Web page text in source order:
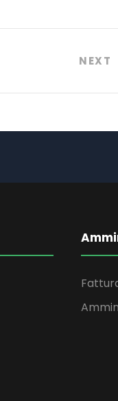
NEXT